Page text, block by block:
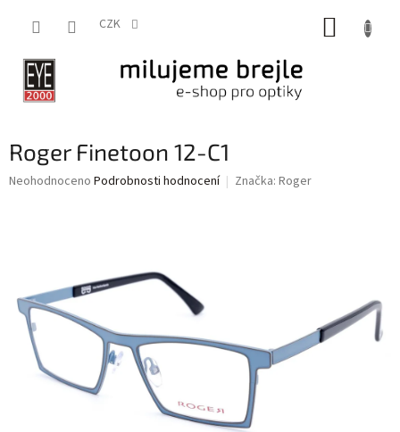
CZK
Roger Finetoon 12-C1
Průměrné
hvězdiček.
Neohodnoceno Podrobnosti hodnocení Značka: Roger